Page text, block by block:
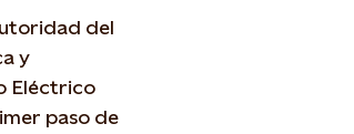
del
y
Eléctrico
paso de